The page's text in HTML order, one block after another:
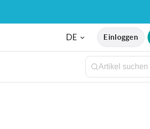
DE Einloggen